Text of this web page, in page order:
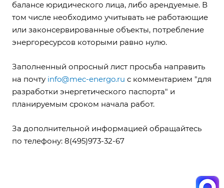
балансе юридического лица, либо арендуемые. В
том числе необходимо учитывать не работающие
или законсервированные объекты, потребление
энергоресурсов которыми равно нулю.
Заполненный опросный лист просьба направить
на почту info@mec-energo.ru с комментарием "для
разработки энергетического паспорта" и
планируемым сроком начала работ.
За дополнительной информацией обращайтесь
по телефону: 8(495)973-32-67